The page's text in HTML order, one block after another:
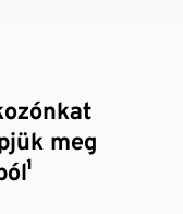
meg